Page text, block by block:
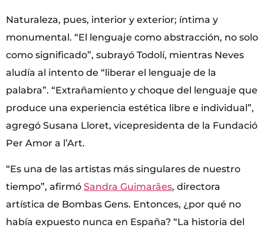
Naturaleza, pues, interior y exterior; íntima y
monumental. “El lenguaje como abstracción, no solo
como significado”, subrayó Todolí, mientras Neves
aludía al intento de “liberar el lenguaje de la
palabra”. “Extrañamiento y choque del lenguaje que
produce una experiencia estética libre e individual”,
agregó Susana Lloret, vicepresidenta de la Fundació
Per Amor a l’Art.
“Es una de las artistas más singulares de nuestro
tiempo”, afirmó Sandra Guimarães, directora
artística de Bombas Gens. Entonces, ¿por qué no
había expuesto nunca en España? “La historia del